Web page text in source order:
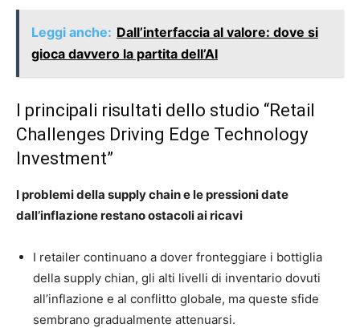
Leggi anche: Dall’interfaccia al valore: dove si
gioca davvero la partita dell’AI
I principali risultati dello studio “Retail
Challenges Driving Edge Technology
Investment”
I problemi della supply chain e le pressioni date
dall’inflazione restano ostacoli ai ricavi
I retailer continuano a dover fronteggiare i bottiglia
della supply chian, gli alti livelli di inventario dovuti
all’inflazione e al conflitto globale, ma queste sfide
sembrano gradualmente attenuarsi.